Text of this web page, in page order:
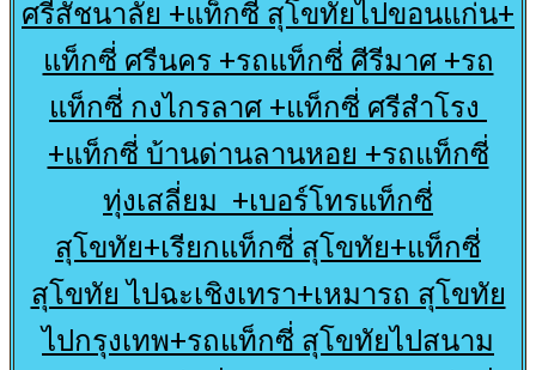
ศรีสัชนาลัย +แท็กซี่ สุโขทัยไปขอนแก่น+
แท็กซี่ ศรีนคร +รถแท็กซี่ ศีรีมาศ +รถ
แท็กซี่ กงไกรลาศ +แท็กซี่ ศรีสำโรง
+แท็กซี่ บ้านด่านลานหอย +รถแท็กซี่
ทุ่งเสลี่ยม +เบอร์โทรแท็กซี่
สุโขทัย+เรียกแท็กซี่ สุโขทัย+แท็กซี่
สุโขทัย ไปฉะเชิงเทรา+เหมารถ สุโขทัย
ไปกรุงเทพ+รถแท็กซี่ สุโขทัยไปสนาม